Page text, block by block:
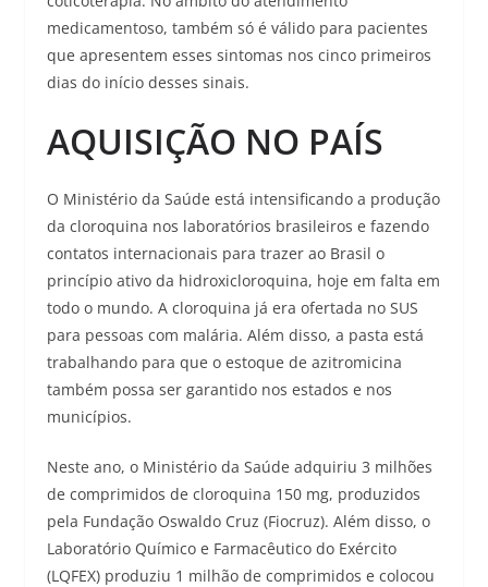
medicamentoso, também só é válido para pacientes
que apresentem esses sintomas nos cinco primeiros
dias do início desses sinais.
AQUISIÇÃO NO PAÍS
O Ministério da Saúde está intensificando a produção
da cloroquina nos laboratórios brasileiros e fazendo
contatos internacionais para trazer ao Brasil o
princípio ativo da hidroxicloroquina, hoje em falta em
todo o mundo. A cloroquina já era ofertada no SUS
para pessoas com malária. Além disso, a pasta está
trabalhando para que o estoque de azitromicina
também possa ser garantido nos estados e nos
municípios.
Neste ano, o Ministério da Saúde adquiriu 3 milhões
de comprimidos de cloroquina 150 mg, produzidos
pela Fundação Oswaldo Cruz (Fiocruz). Além disso, o
Laboratório Químico e Farmacêutico do Exército
(LQFEX) produziu 1 milhão de comprimidos e colocou